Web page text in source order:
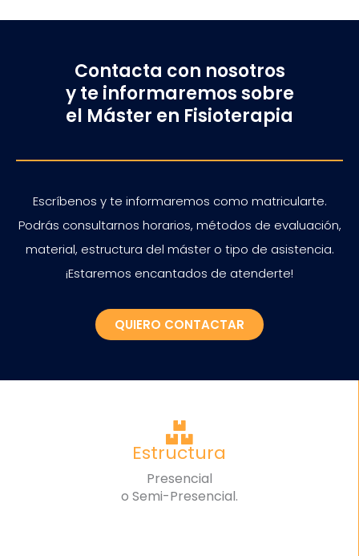
Contacta con nosotros
y te informaremos sobre
el Máster en Fisioterapia
Escríbenos y te informaremos como matricularte.
Podrás consultarnos horarios, métodos de evaluación,
material, estructura del máster o tipo de asistencia.
¡Estaremos encantados de atenderte!
QUIERO CONTACTAR
Estructura
Presencial
o Semi-Presencial.